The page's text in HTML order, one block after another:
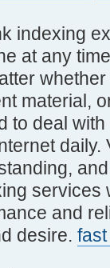
indexing
at any
material,
to deal
daily.
services
and
desire.